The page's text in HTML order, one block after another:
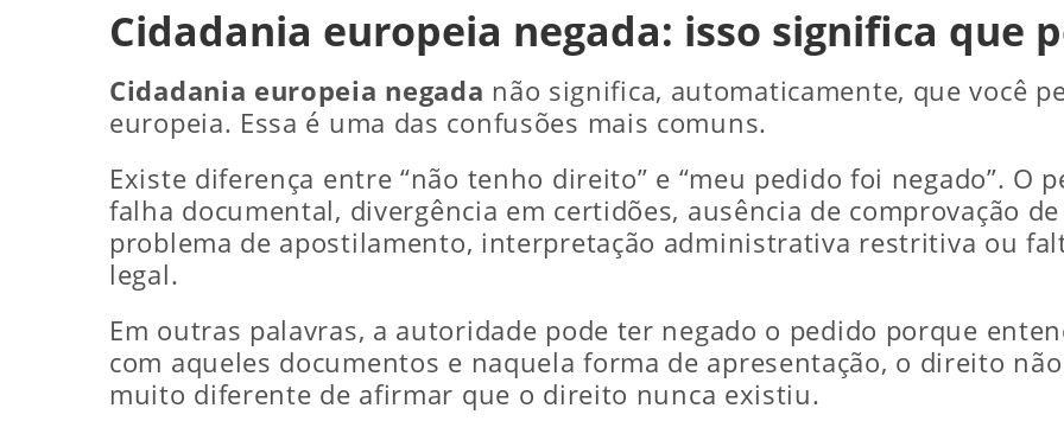
Cidadania europeia negada: isso significa que
Cidadania europeia negada não significa, automaticamente, que você
europeia. Essa é uma das confusões mais comuns.
Existe diferença entre “não tenho direito” e “meu pedido foi negado”. O
falha documental, divergência em certidões, ausência de comprovação
problema de apostilamento, interpretação administrativa restritiva ou
legal.
Em outras palavras, a autoridade pode ter negado o pedido porque
com aqueles documentos e naquela forma de apresentação, o direito
muito diferente de afirmar que o direito nunca existiu.